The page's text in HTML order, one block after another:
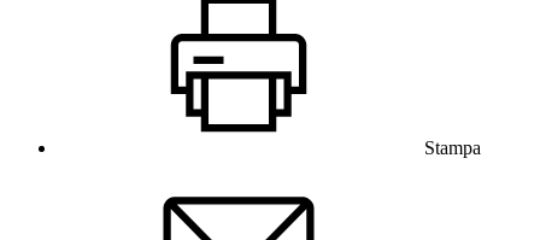
Stampa